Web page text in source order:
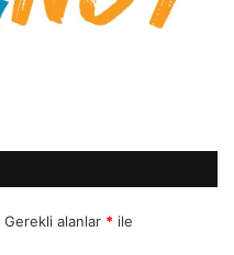
Gerekli alanlar * ile